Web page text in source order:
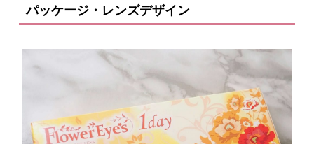
パッケージ・レンズデザイン